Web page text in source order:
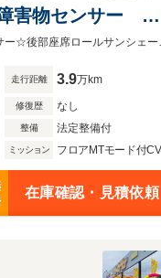
害物センサー 後
インドスポット
☆夏冬タイヤ☆前後ドライ
走行距離 3.9万km
修復歴 なし
整備 法定整備付
ミッション フロアMTモード付
在庫確認・見積依頼